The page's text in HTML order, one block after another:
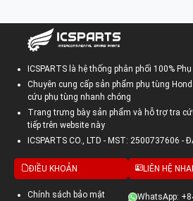
ICSPARTS là hệ thống phân phối 100%
Chuyên cung cấp sản phẩm phụ tùng
cứu phụ tùng nhanh chóng
Trang trưng bày sản phẩm và hỗ trợ tra
tiếp trên website này
ICSPARTS CO., LTD - MST: 2500737606 -
ĐIỀU KHOẢN
Chính sách bảo mật
LIÊN HỆ
WhatsApp: